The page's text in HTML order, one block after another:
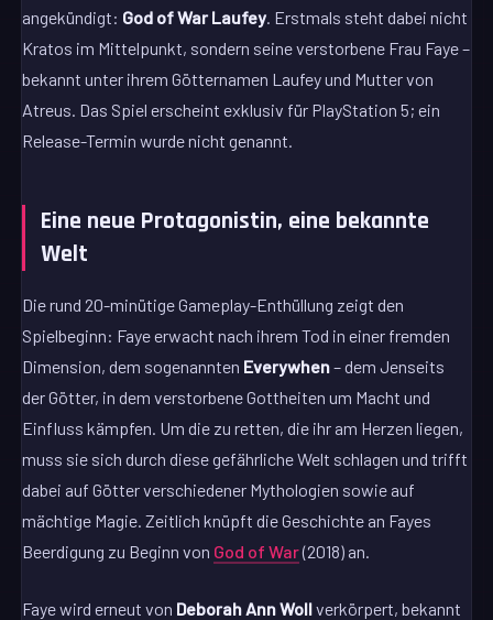
angekündigt: God of War Laufey. Erstmals steht dabei nicht
Kratos im Mittelpunkt, sondern seine verstorbene Frau Faye –
bekannt unter ihrem Götternamen Laufey und Mutter von
Atreus. Das Spiel erscheint exklusiv für PlayStation 5; ein
Release-Termin wurde nicht genannt.
Eine neue Protagonistin, eine bekannte
Welt
Die rund 20-minütige Gameplay-Enthüllung zeigt den
Spielbeginn: Faye erwacht nach ihrem Tod in einer fremden
Dimension, dem sogenannten Everywhen– dem Jenseits
der Götter, in dem verstorbene Gottheiten um Macht und
Einfluss kämpfen. Um die zu retten, die ihr am Herzen liegen,
muss sie sich durch diese gefährliche Welt schlagen und trifft
dabei auf Götter verschiedener Mythologien sowie auf
mächtige Magie. Zeitlich knüpft die Geschichte an Fayes
Beerdigung zu Beginn von God of War(2018) an.
Faye wird erneut von Deborah Ann Wollverkörpert, bekannt